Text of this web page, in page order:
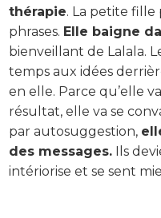
thérapie. La petite fille
phrases. Elle baigne
bienveillant de Lalala.
temps aux idées
en elle. Parce qu’elle
résultat, elle va se
par autosuggestion,
des messages. Ils
intériorise et se sent